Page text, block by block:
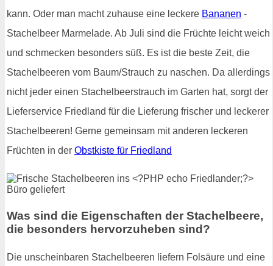
kann. Oder man macht zuhause eine leckere Bananen -
Stachelbeer Marmelade. Ab Juli sind die Früchte leicht weich
und schmecken besonders süß. Es ist die beste Zeit, die
Stachelbeeren vom Baum/Strauch zu naschen. Da allerdings
nicht jeder einen Stachelbeerstrauch im Garten hat, sorgt der
Lieferservice Friedland für die Lieferung frischer und leckerer
Stachelbeeren! Gerne gemeinsam mit anderen leckeren
Früchten in der Obstkiste für Friedland
Was sind die Eigenschaften der Stachelbeere,
die besonders hervorzuheben sind?
Die unscheinbaren Stachelbeeren liefern Folsäure und eine